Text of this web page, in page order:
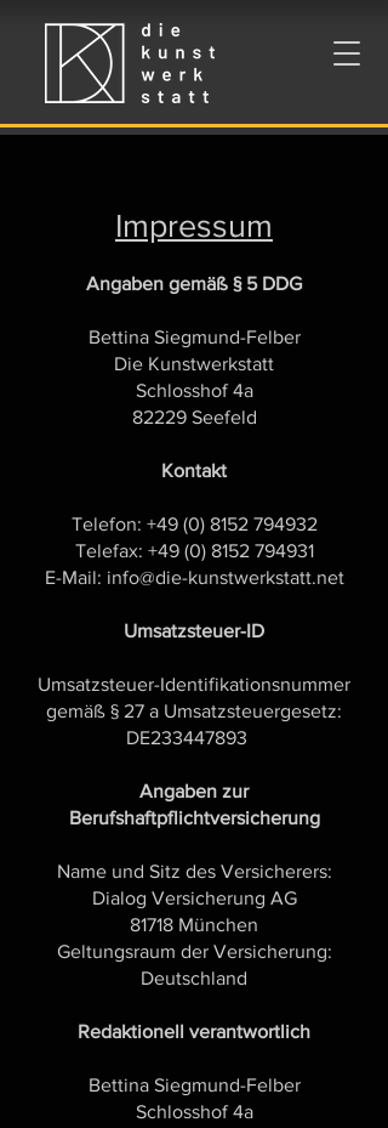
Impressum
Angaben gemäß § 5 DDG
Bettina Siegmund-Felber
Die Kunstwerkstatt
Schlosshof 4a
82229 Seefeld
Kontakt
Telefon: +49 (0) 8152 794932
Telefax: +49 (0) 8152 794931
E-Mail: info@die-kunstwerkstatt.net
Umsatzsteuer-ID
Umsatzsteuer-Identifikationsnummer
gemäß § 27 a Umsatzsteuergesetz:
DE233447893
Angaben zur
Berufshaftpflichtversicherung
Name und Sitz des Versicherers:
Dialog Versicherung AG
81718 München
Geltungsraum der Versicherung:
Deutschland
Redaktionell verantwortlich
Bettina Siegmund-Felber
Schlosshof 4a